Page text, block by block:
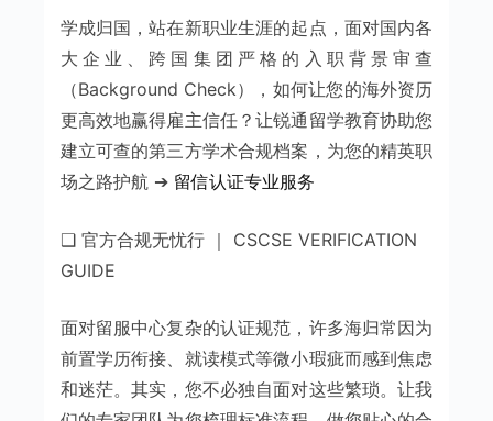
学成归国，站在新职业生涯的起点，面对国内各
大企业、跨国集团严格的入职背景审查
（Background Check），如何让您的海外资历
更高效地赢得雇主信任？让锐通留学教育协助您
建立可查的第三方学术合规档案，为您的精英职
场之路护航 ➔ 留信认证专业服务
❑ 官方合规无忧行 ｜ CSCSE VERIFICATION
GUIDE
面对留服中心复杂的认证规范，许多海归常因为
前置学历衔接、就读模式等微小瑕疵而感到焦虑
和迷茫。其实，您不必独自面对这些繁琐。让我